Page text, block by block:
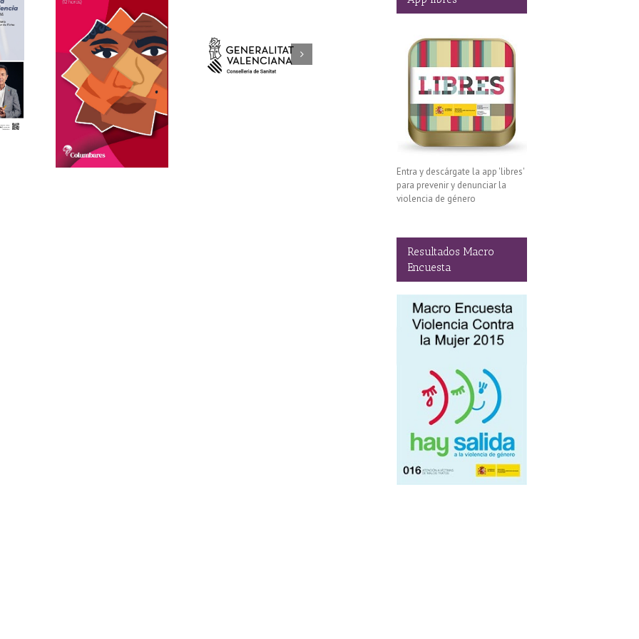
gratuito
género y
por
Sanidad publica un
nuevo número del
Boletín contra la
violencia de género
sobre la mujer
El Instituto Vasco de la
Mujer publica la
«Guía de
Entra y descárgate la app 'libres'
para prevenir y denunciar la
violencia de género
Resultados Macro
Encuesta